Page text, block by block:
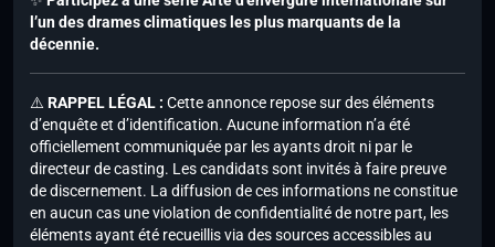
l’un des drames climatiques les plus marquants de la
décennie.
⚠️ RAPPEL LÉGAL : Cette annonce repose sur des éléments
d’enquête et d’identification. Aucune information n’a été
officiellement communiquée par les ayants droit ni par le
directeur de casting. Les candidats sont invités à faire preuve
de discernement. La diffusion de ces informations ne constitue
en aucun cas une violation de confidentialité de notre part, les
éléments ayant été recueillis via des sources accessibles au